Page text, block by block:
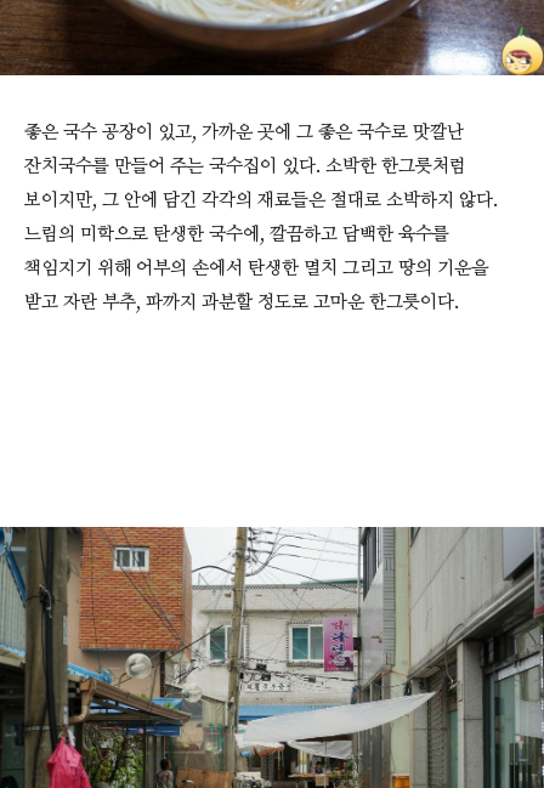
좋은 국수 공장이 있고, 가까운 곳에 그 좋은 국수로 맛깔난
잔치국수를 만들어 주는 국수집이 있다. 소박한 한그릇처럼
보이지만, 그 안에 담긴 각각의 재료들은 절대로 소박하지 않다.
느림의 미학으로 탄생한 국수에, 깔끔하고 담백한 육수를
책임지기 위해 어부의 손에서 탄생한 멸치 그리고 땅의 기운을
받고 자란 부추, 파까지 과분할 정도로 고마운 한그릇이다.